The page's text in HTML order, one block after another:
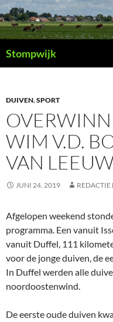
Ga
naar
de
inhoud
Stompwijk
DUIVEN,SPORT
WIM V.D.
VAN
JUNI 24, 2019 REDACTIE
Afgelopen weekend
programma. Een vanuit
vanuit Duffel, 111
voor de jonge duiven, de
In Duffel werden alle
noordoostenwind.
De eerste oude duiven